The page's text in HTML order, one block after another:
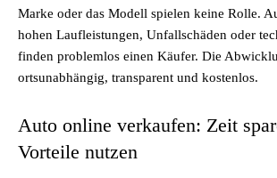
Marke oder das Modell spielen keine Rolle.
hohen Laufleistungen, Unfallschäden oder
finden problemlos einen Käufer. Die
ortsunabhängig, transparent und kostenlos.
Auto online verkaufen: Zeit
Vorteile nutzen